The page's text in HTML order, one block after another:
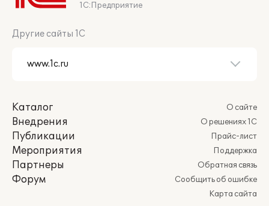
1С:Предприятие
Другие сайты 1С
Каталог
Внедрения
Публикации
Мероприятия
Партнеры
Форум
О сайте
О решениях 1С
Прайс-лист
Поддержка
Обратная связь
Сообщить об ошибке
Карта сайта